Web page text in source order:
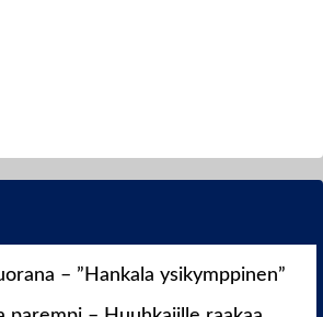
– ”Hankala ysikymppinen”